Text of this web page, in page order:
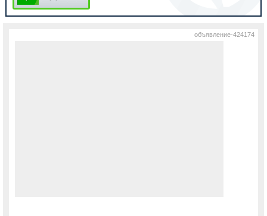
объявление-424174